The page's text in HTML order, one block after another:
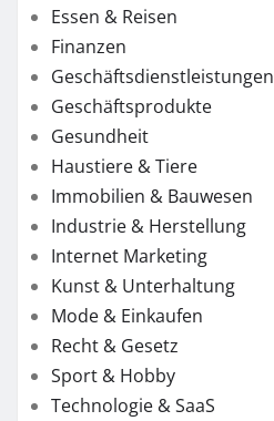
Essen & Reisen
Finanzen
Geschäftsdienstleistungen
Geschäftsprodukte
Gesundheit
Haustiere & Tiere
Immobilien & Bauwesen
Industrie & Herstellung
Internet Marketing
Kunst & Unterhaltung
Mode & Einkaufen
Recht & Gesetz
Sport & Hobby
Technologie & SaaS